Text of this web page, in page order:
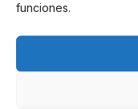
funciones.
pasado de un PP
cambiar el rumbo
liberal y honesto